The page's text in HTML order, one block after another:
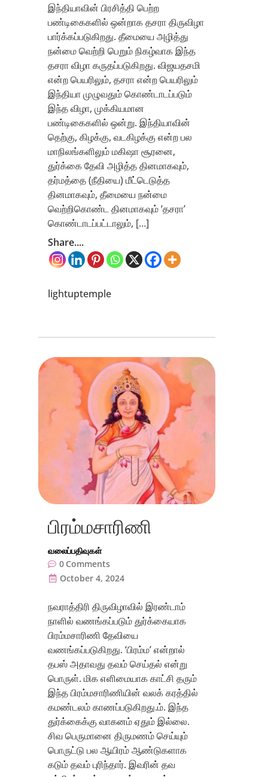
இந்தியாவின் பிரசித்தி பெற்ற
பண்டிகைகளில் ஒன்றாக தசரா திருவிழா
பார்க்கப்படுகிறது. தீமையை அழித்து
நன்மை வெற்றி பெறும் நிகழ்வாக இந்த
தசரா விழா கருதப்படுகிறது. விஜயதசமி
என்ற பெயரிலும், தசரா என்ற பெயரிலும்
இந்தியா முழுவதும் கொண்டாடப்படும்
இந்த விழா, முக்கியமான
பண்டிகைகளில் ஒன்று. இந்தியாவின்
தெற்கு, கிழக்கு, வடகிழக்கு என்ற பல
மாநிலங்களிலும் மகிஷா சூரனை,
துர்க்கை தேவி அழித்த தினமாகவும்,
தர்மத்தை (நீதியை) மீட்டெடுத்த
தினமாகவும், தீமையை நன்மை
வெற்றிகொண்ட தினமாகவும் ‘தசரா’
கொண்டாடப்பட்டாலும், […]
Share....
lightuptemple
பிரம்மசாரிணி
வலைப்பதிவுகள்
0 Comments
October 4, 2024
நவராத்திரி திருவிழாவில் இரண்டாம்
நாளில் வணங்கப்படும் துர்க்கையாக
பிரம்மசாரிணி தேவியை
வணங்கப்படுகிறது. ‘பிரம்ம’ என்றால்
தபஸ் அதாவது தவம் செய்தல் என்று
பொருள். மிக எளிமையாக காட்சி தரும்
இந்த பிரம்மசாரிணியின் வலக் கரத்தில்
கமண்டலம் காணப்படுகிறது.ம். இந்த
துர்க்கைக்கு வாகனம் ஏதும் இல்லை.
சிவ பெருமானை திருமணம் செய்யும்
பொருட்டு பல ஆயிரம் ஆண்டுகளாக
கடும் தவம் புரிந்தார். இவரின் தவ